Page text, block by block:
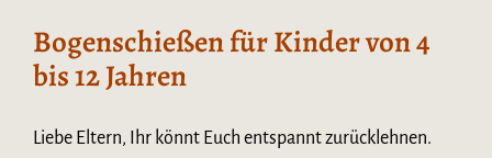
Bogenschießen für Kinder von 4
bis 12 Jahren
Liebe Eltern, Ihr könnt Euch entspannt zurücklehnen.